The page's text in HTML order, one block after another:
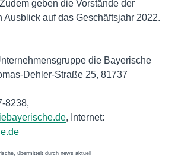
geben die Vorstände der
Ausblick auf das Geschäftsjahr 2022.
die Bayerische
Dehler-Straße 25, 81737
8238,
, Internet:
übermittelt durch news aktuell